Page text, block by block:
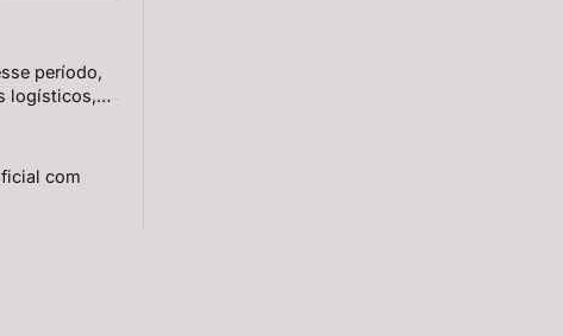
período,
logísticos,
com